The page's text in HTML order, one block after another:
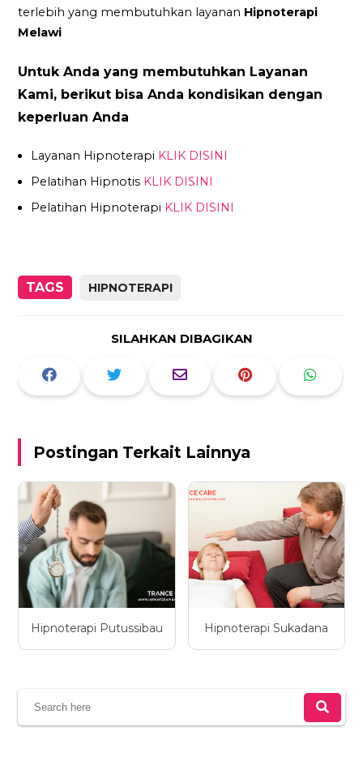
terlebih yang membutuhkan layanan Hipnoterapi
Melawi
Untuk Anda yang membutuhkan Layanan
Kami, berikut bisa Anda kondisikan dengan
keperluan Anda
Layanan Hipnoterapi KLIK DISINI
Pelatihan Hipnotis KLIK DISINI
Pelatihan Hipnoterapi KLIK DISINI
TAGS HIPNOTERAPI
SILAHKAN DIBAGIKAN
Postingan Terkait Lainnya
Hipnoterapi Putussibau Hipnoterapi Sukadana